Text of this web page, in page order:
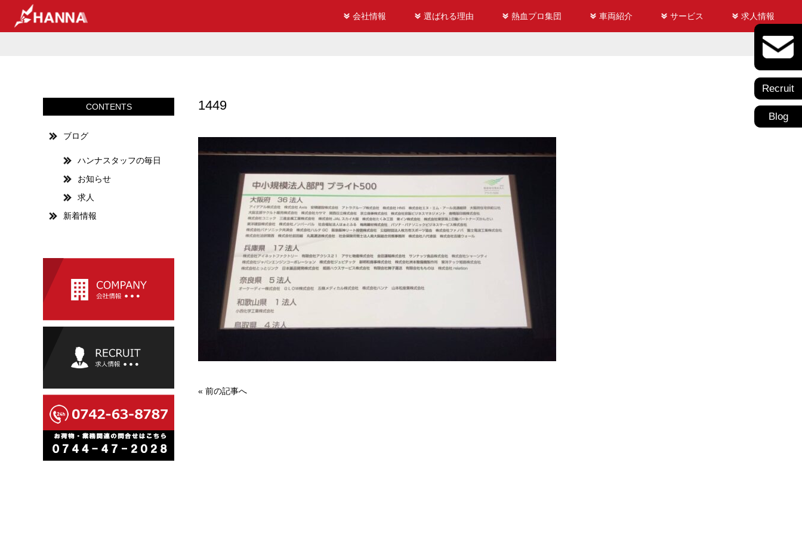
会社情報 選ばれる理由 熱血プロ集団 車両紹介 サービス 求人情報
Recruit
Blog
1449
« 前の記事へ
CONTENTS
ブログ
ハンナスタッフの毎日
お知らせ
求人
新着情報